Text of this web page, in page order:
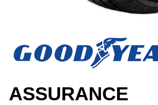
ASSURANCE